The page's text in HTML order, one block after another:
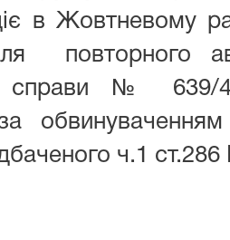
в Жовтневому
повторного
справи № 639/
ч.1 ст.286